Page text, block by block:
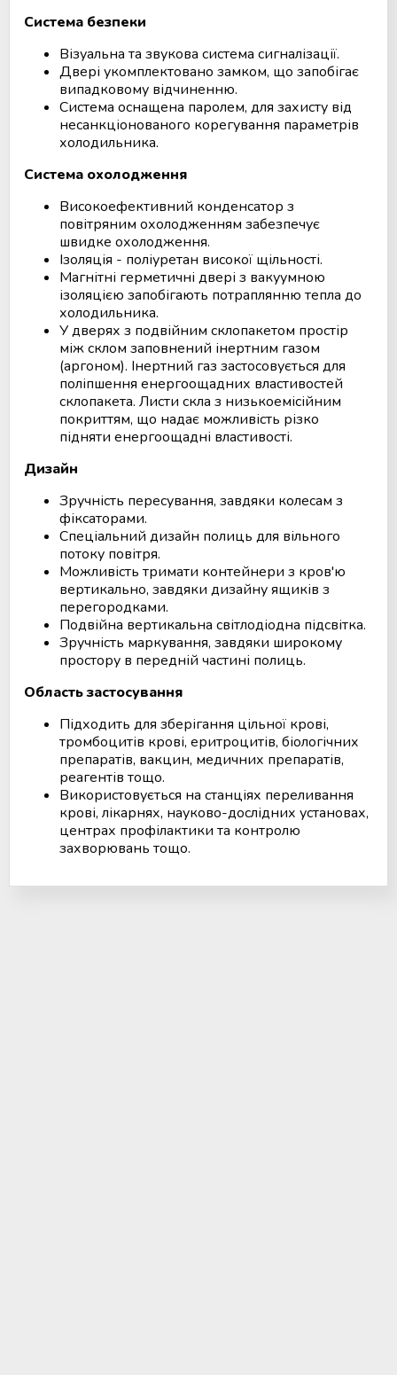
Система безпеки
Візуальна та звукова система сигналізації.
Двері укомплектовано замком, що запобігає
випадковому відчиненню.
Система оснащена паролем, для захисту від
несанкціонованого корегування параметрів
холодильника.
Система охолодження
Високоефективний конденсатор з
повітряним охолодженням забезпечує
швидке охолодження.
Ізоляція - поліуретан високої щільності.
Магнітні герметичні двері з вакуумною
ізоляцією запобігають потраплянню тепла до
холодильника.
У дверях з подвійним склопакетом простір
між склом заповнений інертним газом
(аргоном). Інертний газ застосовується для
поліпшення енергоощадних властивостей
склопакета. Листи скла з низькоемісійним
покриттям, що надає можливість різко
підняти енергоощадні властивості.
Дизайн
Зручність пересування, завдяки колесам з
фіксаторами.
Спеціальний дизайн полиць для вільного
потоку повітря.
Можливість тримати контейнери з кров'ю
вертикально, завдяки дизайну ящиків з
перегородками.
Подвійна вертикальна світлодіодна підсвітка.
Зручність маркування, завдяки широкому
простору в передній частині полиць.
Область застосування
Підходить для зберігання цільної крові,
тромбоцитів крові, еритроцитів, біологічних
препаратів, вакцин, медичних препаратів,
реагентів тощо.
Використовується на станціях переливання
крові, лікарнях, науково-дослідних установах,
центрах профілактики та контролю
захворювань тощо.